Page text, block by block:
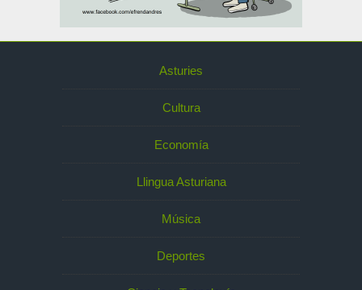
Asturies
Cultura
Economía
Llingua Asturiana
Música
Deportes